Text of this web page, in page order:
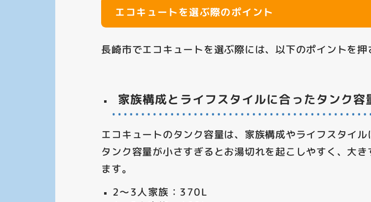
エコキュートを選ぶ際のポイント
長崎市でエコキュートを選ぶ際には、以下のポイントを
家族構成とライフスタイルに合ったタンク容
エコキュートのタンク容量は、家族構成やライフスタイル
タンク容量が小さすぎるとお湯切れを起こしやすく、大
ます。
2～3人家族：370L